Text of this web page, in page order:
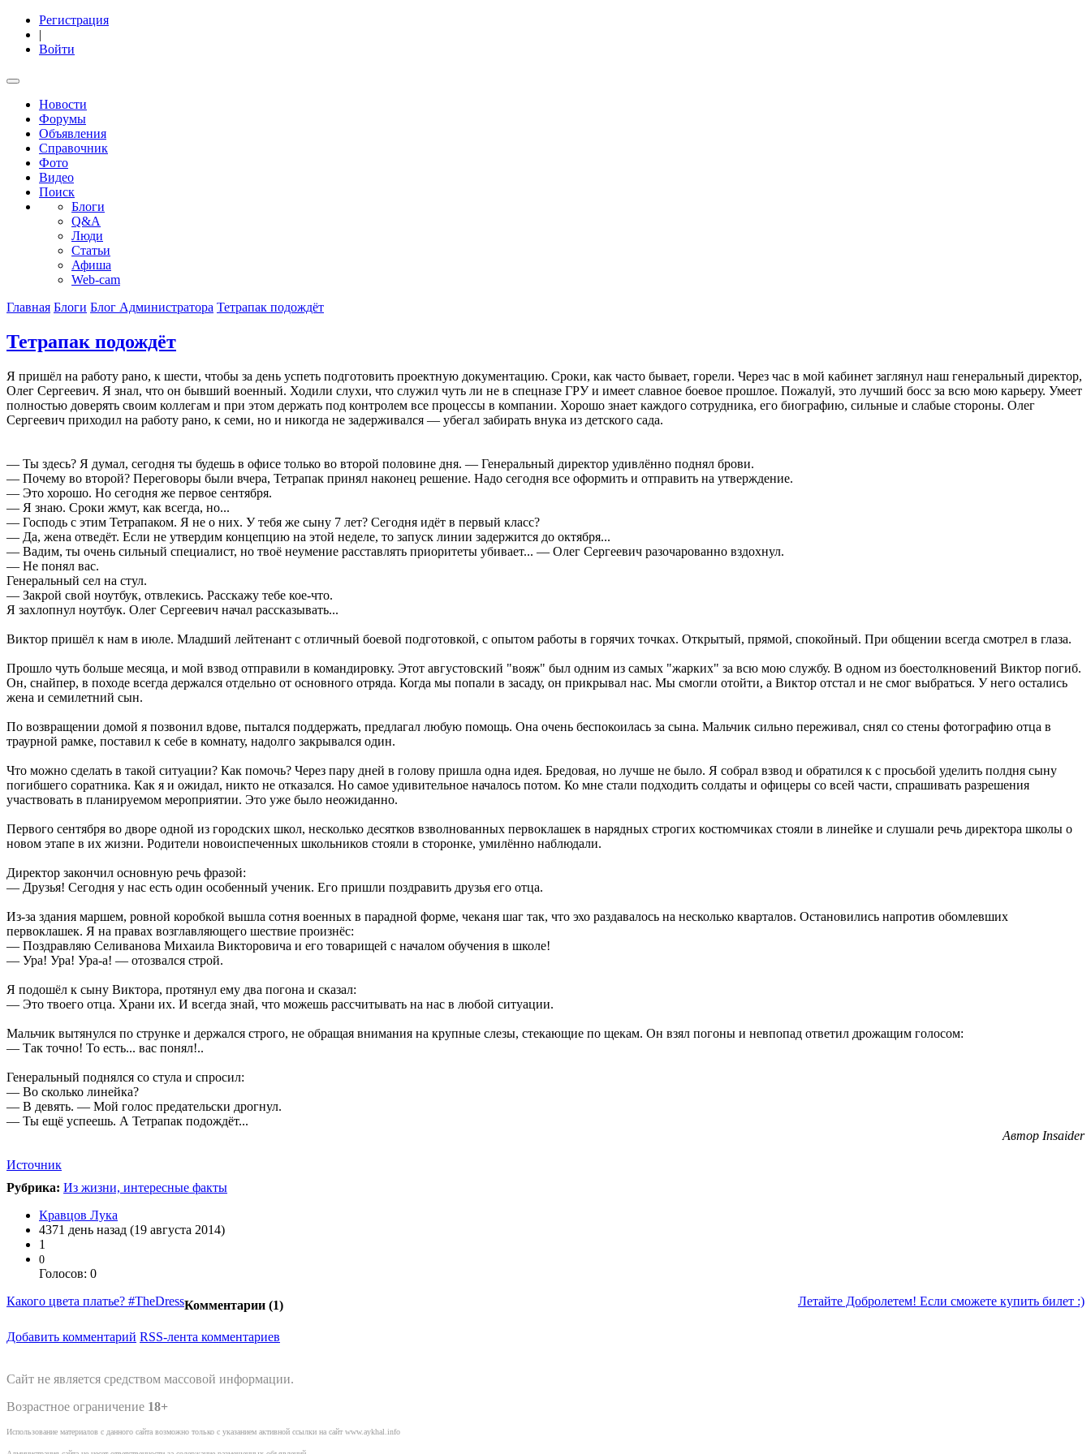
Регистрация
|
Войти
Новости
Форумы
Объявления
Справочник
Фото
Видео
Поиск
Блоги
Q&A
Люди
Статьи
Афиша
Web-cam
Главная Блоги Блог Администратора Тетрапак подождёт
Тетрапак подождёт
Я пришёл на работу рано, к шести, чтобы за день успеть подготовить проектную документацию. Сроки, как часто бывает, горели. Через час в мой кабинет заглянул наш генеральный директор,
Олег Сергеевич. Я знал, что он бывший военный. Ходили слухи, что служил чуть ли не в спецназе ГРУ и имеет славное боевое прошлое. Пожалуй, это лучший босс за всю мою карьеру. Умеет
полностью доверять своим коллегам и при этом держать под контролем все процессы в компании. Хорошо знает каждого сотрудника, его биографию, сильные и слабые стороны. Олег
Сергеевич приходил на работу рано, к семи, но и никогда не задерживался — убегал забирать внука из детского сада.
— Ты здесь? Я думал, сегодня ты будешь в офисе только во второй половине дня. — Генеральный директор удивлённо поднял брови.
— Почему во второй? Переговоры были вчера, Тетрапак принял наконец решение. Надо сегодня все оформить и отправить на утверждение.
— Это хорошо. Но сегодня же первое сентября.
— Я знаю. Сроки жмут, как всегда, но...
— Господь с этим Тетрапаком. Я не о них. У тебя же сыну 7 лет? Сегодня идёт в первый класс?
— Да, жена отведёт. Если не утвердим концепцию на этой неделе, то запуск линии задержится до октября...
— Вадим, ты очень сильный специалист, но твоё неумение расставлять приоритеты убивает... — Олег Сергеевич разочарованно вздохнул.
— Не понял вас.
Генеральный сел на стул.
— Закрой свой ноутбук, отвлекись. Расскажу тебе кое-что.
Я захлопнул ноутбук. Олег Сергеевич начал рассказывать...
Виктор пришёл к нам в июле. Младший лейтенант с отличный боевой подготовкой, с опытом работы в горячих точках. Открытый, прямой, спокойный. При общении всегда смотрел в глаза.
Прошло чуть больше месяца, и мой взвод отправили в командировку. Этот августовский "вояж" был одним из самых "жарких" за всю мою службу. В одном из боестолкновений Виктор погиб.
Он, снайпер, в походе всегда держался отдельно от основного отряда. Когда мы попали в засаду, он прикрывал нас. Мы смогли отойти, а Виктор отстал и не смог выбраться. У него остались
жена и семилетний сын.
По возвращении домой я позвонил вдове, пытался поддержать, предлагал любую помощь. Она очень беспокоилась за сына. Мальчик сильно переживал, снял со стены фотографию отца в
траурной рамке, поставил к себе в комнату, надолго закрывался один.
Что можно сделать в такой ситуации? Как помочь? Через пару дней в голову пришла одна идея. Бредовая, но лучше не было. Я собрал взвод и обратился к с просьбой уделить полдня сыну
погибшего соратника. Как я и ожидал, никто не отказался. Но самое удивительное началось потом. Ко мне стали подходить солдаты и офицеры со всей части, спрашивать разрешения
участвовать в планируемом мероприятии. Это уже было неожиданно.
Первого сентября во дворе одной из городских школ, несколько десятков взволнованных первоклашек в нарядных строгих костюмчиках стояли в линейке и слушали речь директора школы о
новом этапе в их жизни. Родители новоиспеченных школьников стояли в сторонке, умилённо наблюдали.
Директор закончил основную речь фразой:
— Друзья! Сегодня у нас есть один особенный ученик. Его пришли поздравить друзья его отца.
Из-за здания маршем, ровной коробкой вышла сотня военных в парадной форме, чеканя шаг так, что эхо раздавалось на несколько кварталов. Остановились напротив обомлевших
первоклашек. Я на правах возглавляющего шествие произнёс:
— Поздравляю Селиванова Михаила Викторовича и его товарищей с началом обучения в школе!
— Ура! Ура! Ура-а! — отозвался строй.
Я подошёл к сыну Виктора, протянул ему два погона и сказал:
— Это твоего отца. Храни их. И всегда знай, что можешь рассчитывать на нас в любой ситуации.
Мальчик вытянулся по струнке и держался строго, не обращая внимания на крупные слезы, стекающие по щекам. Он взял погоны и невпопад ответил дрожащим голосом:
— Так точно! То есть... вас понял!..
Генеральный поднялся со стула и спросил:
— Во сколько линейка?
— В девять. — Мой голос предательски дрогнул.
— Ты ещё успеешь. А Тетрапак подождёт...
Автор Insaider
Источник
Рубрика: Из жизни, интересные факты
Кравцов Лука
4371 день назад (19 августа 2014)
1
0
Голосов: 0
Какого цвета платье? #TheDress
Летайте Добролетем! Если сможете купить билет :)
Комментарии (1)
Добавить комментарий RSS-лента комментариев
Сайт не является средством массовой информации.
Возрастное ограничение 18+
Использование материалов с данного сайта возможно только с указанием активной ссылки на сайт www.aykhal.info